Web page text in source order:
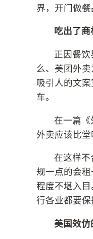
界，开门做
吃出了商
正因餐
么、美团外
吸引人的文
车。
在一篇
外卖应该比
在这样
规一点的会
程度不堪入
行各业都要保
美国效仿